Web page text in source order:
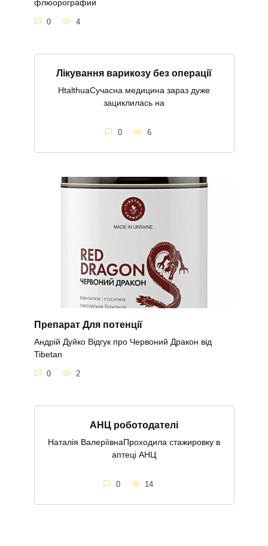
флюорографии
0 4
Лікування варикозу без операції
HtalthuaСучасна медицина зараз дуже
зациклилась на
0 6
Препарат Для потенції
Андрій Дуйко Відгук про Червоний Дракон від
Tibetan
0 2
АНЦ роботодателі
Наталія ВалеріївнаПроходила стажировку в
аптеці АНЦ
0 14